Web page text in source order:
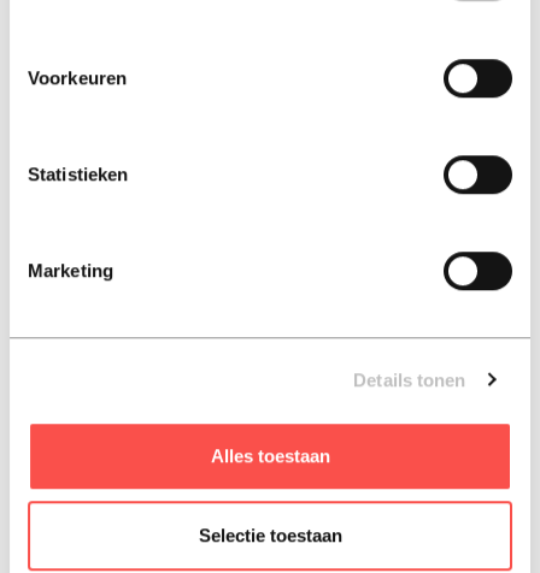
Voorkeuren
Statistieken
Marketing
Details tonen
Alles toestaan
Selectie toestaan
De prachtige illustraties van Delphine Frantzen
rechtssysteem, aangevuld met boeiende weetjes
Na een gesprek over de scheiding van haar ouders loopt
ontmoet ze een politieagent die haar meeneemt op een
bijzondere rondleiding. Samen dwalen ze door lange
ontdekken ze de verborgen verhalen achter wetten en